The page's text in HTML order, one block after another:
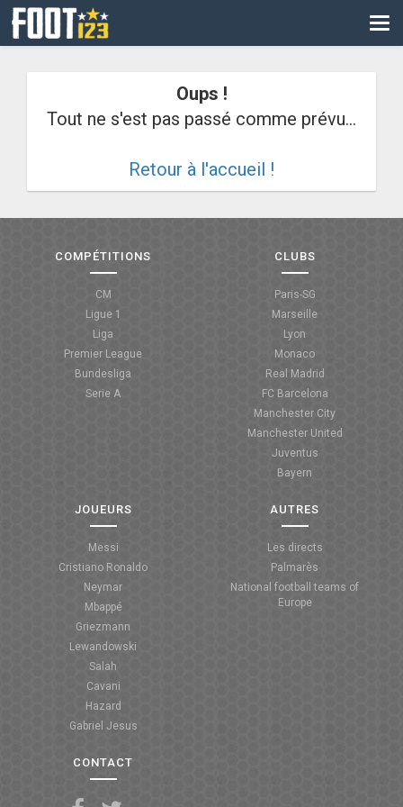
CM
COUPE DE FRANCE
COUPE DE LA LIGUE
Oups !
Tout ne s'est pas passé comme prévu...
Retour à l'accueil !
COMPÉTITIONS
CM
Ligue 1
Liga
Premier League
Bundesliga
Serie A
CLUBS
Paris-SG
Marseille
Lyon
Monaco
Real Madrid
FC Barcelona
Manchester City
Manchester United
Juventus
Bayern
JOUEURS
Messi
Cristiano Ronaldo
Neymar
Mbappé
Griezmann
Lewandowski
Salah
Cavani
Hazard
Gabriel Jesus
AUTRES
Les directs
Palmarès
National football teams of
Europe
CONTACT